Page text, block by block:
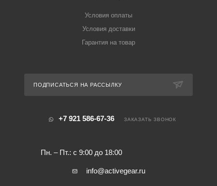
Условия оплаты
Условия доставки
Гарантия на товар
ПОДПИСАТЬСЯ НА РАССЫЛКУ
+7 921 586-67-36
Пн. – Пт.: с 9:00 до 18:00
ЗАКАЗАТЬ ЗВОНОК
info@activegear.ru